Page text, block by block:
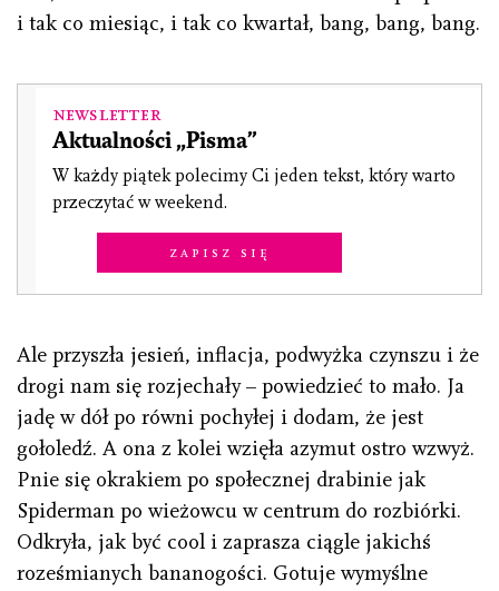
i tak co miesiąc, i tak co kwartał, bang, bang, bang.
Newsletter
Aktualności „Pisma”
W każdy piątek polecimy Ci jeden tekst, który warto
przeczytać w weekend.
Zapisz się
Ale przyszła jesień, inflacja, podwyżka czynszu i że
drogi nam się rozjechały – powiedzieć to mało. Ja
jadę w dół po równi pochyłej i dodam, że jest
gołoledź. A ona z kolei wzięła azymut ostro wzwyż.
Pnie się okrakiem po społecznej drabinie jak
Spiderman po wieżowcu w centrum do rozbiórki.
Odkryła, jak być cool i zaprasza ciągle jakichś
roześmianych bananogości. Gotuje wymyślne